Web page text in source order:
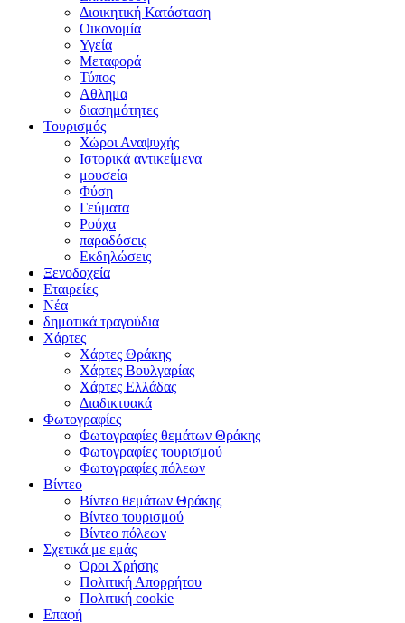
Διοικητική Κατάσταση
Οικονομία
Υγεία
Μεταφορά
Τύπος
Αθλημα
διασημότητες
Τουρισμός
Χώροι Αναψυχής
Ιστορικά αντικείμενα
μουσεία
Φύση
Γεύματα
Ρούχα
παραδόσεις
Εκδηλώσεις
Ξενοδοχεία
Εταιρείες
Νέα
δημοτικά τραγούδια
Χάρτες
Χάρτες Θράκης
Χάρτες Βουλγαρίας
Χάρτες Ελλάδας
Διαδικτυακά
Φωτογραφίες
Φωτογραφίες θεμάτων Θράκης
Φωτογραφίες τουρισμού
Φωτογραφίες πόλεων
Βίντεο
Βίντεο θεμάτων Θράκης
Βίντεο τουρισμού
Βίντεο πόλεων
Σχετικά με εμάς
Όροι Χρήσης
Πολιτική Απορρήτου
Πολιτική cookie
Επαφή